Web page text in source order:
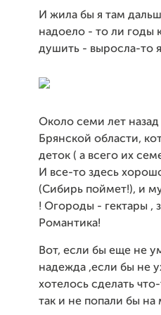
И жила бы я там
надоело - то ли годы
душить - выросла-то
Около семи лет
Брянской области,
деток ( а всего их
И все-то здесь
(Сибирь поймет!), и
! Огороды - гектары ,
Романтика!
Вот, если бы еще не
надежда ,если бы не
хотелось сделать
так и не попали бы